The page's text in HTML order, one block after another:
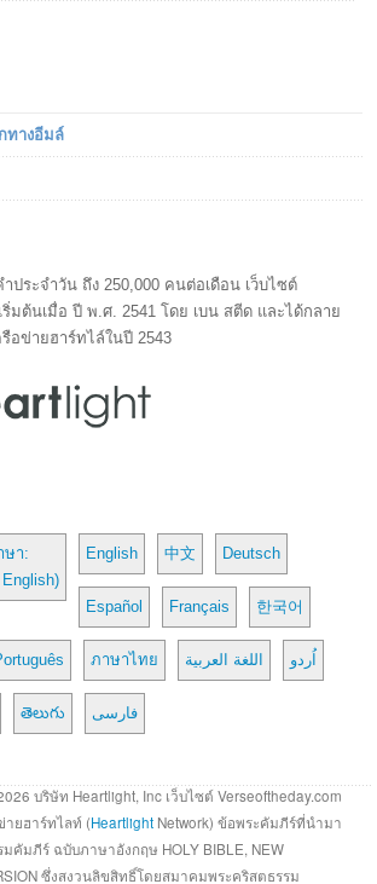
ทางอีมล์
ระจำวัน ถึง 250,000 คนต่อเดือน เว็บไซต์
ริ่มต้นเมื่อ ปี พ.ศ. 2541 โดย เบน สตีด และได้กลาย
อข่ายฮาร์ทไล์ในปี 2543
ษา:
English 中文 Deutsch
Español Français 한국어
ภาษาไทย اللغة العربية اُردو
తెలుగు فارسی
บริษัท Heartlight, Inc เว็บไซต์ Verseoftheday.com
ายฮาร์ทไลท์ (Heartlight Network) ข้อพระคัมภีร์ที่นำมา
คัมภีร์ ฉบับภาษาอังกฤษ HOLY BIBLE, NEW
ซึ่งสงวนลิขสิทธิ์โดยสมาคมพระคริสตธรรม